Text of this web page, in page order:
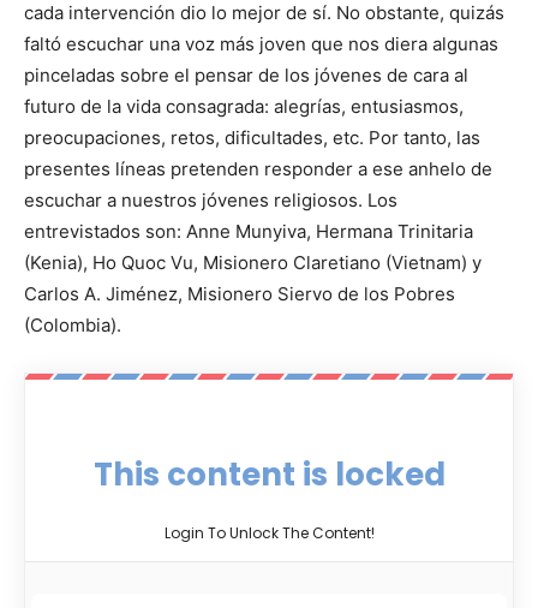
cada intervención dio lo mejor de sí. No obstante, quizás
faltó escuchar una voz más joven que nos diera algunas
pinceladas sobre el pensar de los jóvenes de cara al
futuro de la vida consagrada: alegrías, entusiasmos,
preocupaciones, retos, dificultades, etc. Por tanto, las
presentes líneas pretenden responder a ese anhelo de
escuchar a nuestros jóvenes religiosos. Los
entrevistados son: Anne Munyiva, Hermana Trinitaria
(Kenia), Ho Quoc Vu, Misionero Claretiano (Vietnam) y
Carlos A. Jiménez, Misionero Siervo de los Pobres
(Colombia).
This content is locked
Login To Unlock The Content!